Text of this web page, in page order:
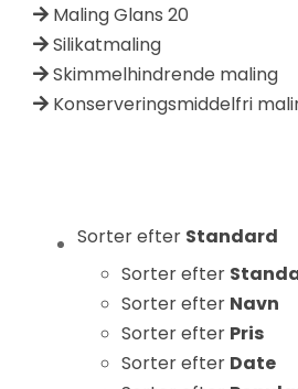
Maling Glans 20
Silikatmaling
Skimmelhindrende maling
Konserveringsmiddelfri
Sorter efter Standard
Sorter efter
Sorter efter Navn
Sorter efter Pris
Sorter efter Date
Oplevelse
For at vores
hjemmeside
skal fungere
nægter disse
funktioner fra
hjemmesiden.